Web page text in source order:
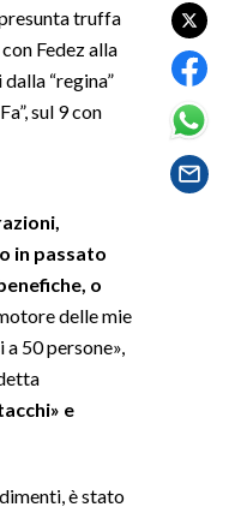
truffa
Fedez alla
“regina”
sul 9 con
in passato
o
delle mie
50 persone»,
e
è stato